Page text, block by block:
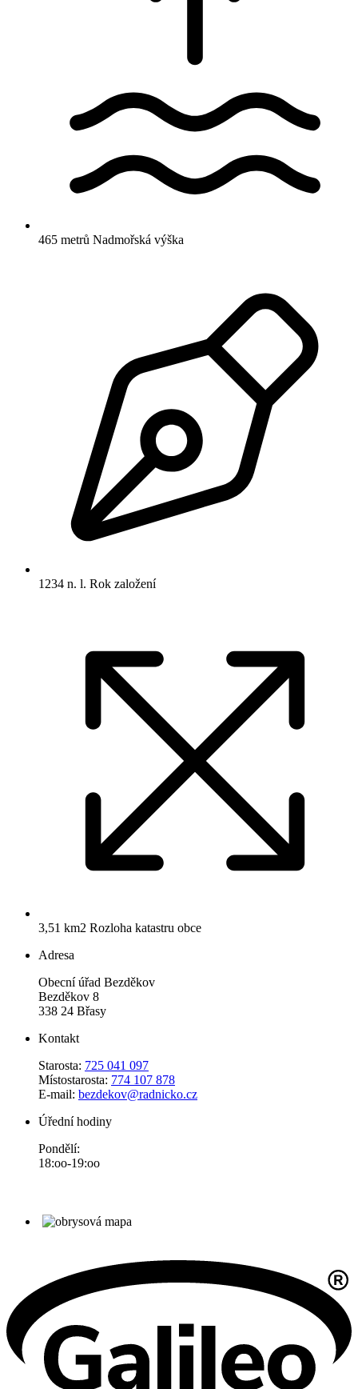
465 metrů Nadmořská výška
1234 n. l. Rok založení
3,51 km2 Rozloha katastru obce
Adresa
Obecní úřad Bezděkov
Bezděkov 8
338 24 Břasy
Kontakt
Starosta: 725 041 097
Místostarosta: 774 107 878
E-mail: bezdekov@radnicko.cz
Úřední hodiny
Pondělí:
18:oo-19:oo